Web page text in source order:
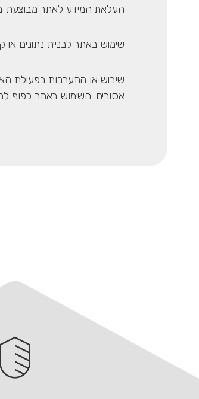
העלאת המידע לאתר מבוצעת
שימוש באתר לבניית נתונים או
שיבוש או התערבות בפעולת
אסורים. השימוש באתר כפוף